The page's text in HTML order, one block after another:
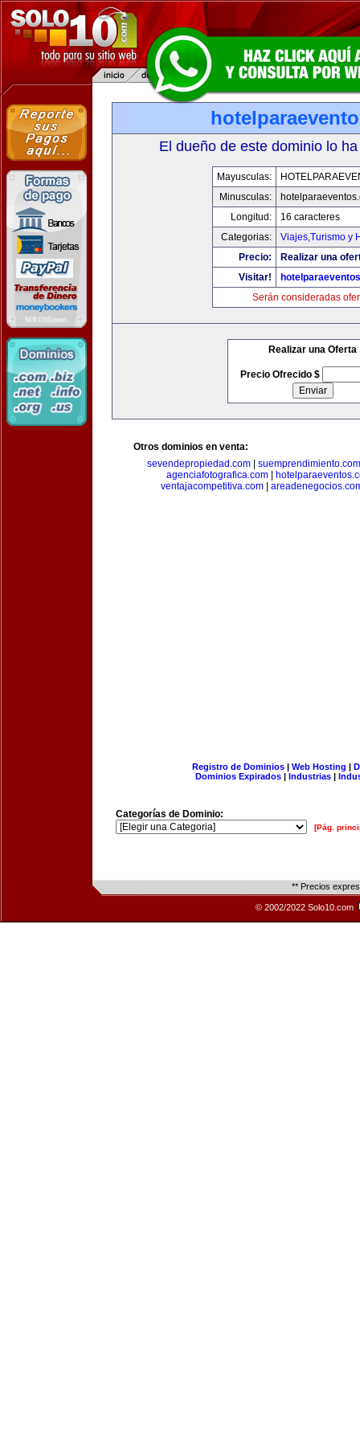
El dueño de este dominio lo
Mayusculas:
Minusculas:
Longitud:
16 caracteres
Categorias:
Viajes,Turismo y
Precio:
Realizar una
Visitar!
Serán consideradas
Realizar una Oferta
Precio Ofrecido $
Otros dominios en venta:
sevendepropiedad.com| suemprendimiento.com
agenciafotografica.com|
ventajacompetitiva.com
Registro de Dominios| Web Hosting |
Dominios Expirados | Industrias |
Categorías de Dominio:
[Pág.
** Precios
© 2002/2022 Solo10.com